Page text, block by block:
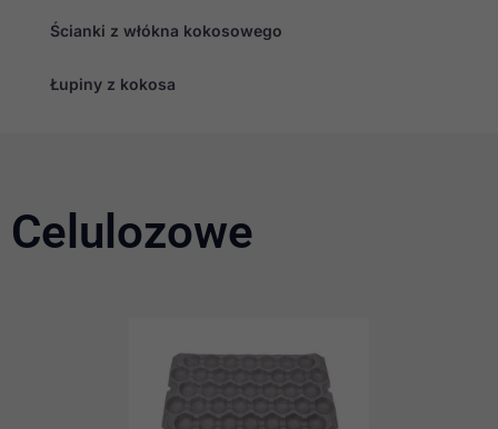
Ścianki z włókna kokosowego
Łupiny z kokosa
Celulozowe
Statystyka